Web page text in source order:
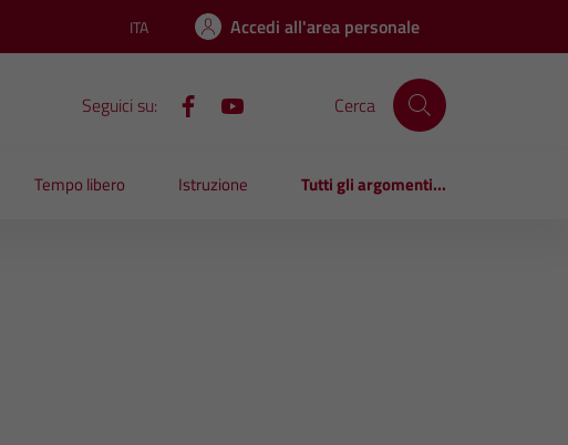
Lingua attiva:
ITA Accedi all'area personale
Seguici su: Cerca
Tempo libero Istruzione Tutti gli argomenti...